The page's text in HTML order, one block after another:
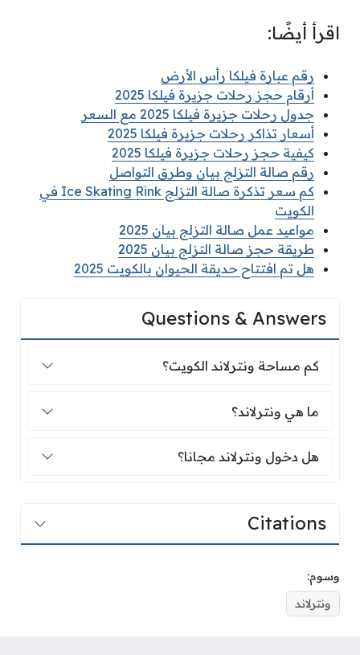
اقرأ أيضًا:
رقم عبارة فيلكا رأس الأرض
أرقام حجز رحلات جزيرة فيلكا 2025
جدول رحلات جزيرة فيلكا 2025 مع السعر
أسعار تذاكر رحلات جزيرة فيلكا 2025
كيفية حجز رحلات جزيرة فيلكا 2025
رقم صالة التزلج بيان وطرق التواصل
كم سعر تذكرة صالة التزلج Ice Skating Rink في
الكويت
مواعيد عمل صالة التزلج بيان 2025
طريقة حجز صالة التزلج بيان 2025
هل تم افتتاح حديقة الحيوان بالكويت 2025
Questions & Answers
كم مساحة ونترلاند الكويت؟
كم مساحة ونترلاند الكويت؟
ما هي ونترلاند؟
ما هي ونترلاند؟
هل دخول ونترلاند مجانا؟
هل دخول ونترلاند مجانا؟
Citations
وسوم:
ونترلاند